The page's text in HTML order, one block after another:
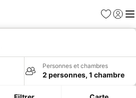
Favoris
Se
Personnes et chambres
2 personnes, 1 chambre